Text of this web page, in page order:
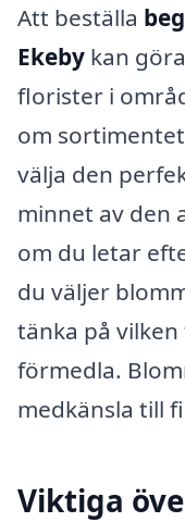
Att beställa
Ekeby kan
florister i
om
välja den
minnet av den
om du letar
du väljer
tänka på
förmedla.
medkänsla till
Viktiga